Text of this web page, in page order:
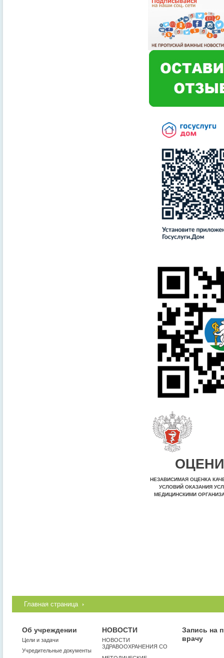
НЕЗАВИСИМАЯ ОЦЕНКА
УСЛОВИЙ ОКАЗАНИЯ
МЕДИЦИНСКИМИ
Главная страница
Об учреждении
Цели и задачи
Учредительные документы
НОВОСТИ
НОВОСТИ
ЗДРАВООХРАНЕНИЯ СО
Запись на
врачу